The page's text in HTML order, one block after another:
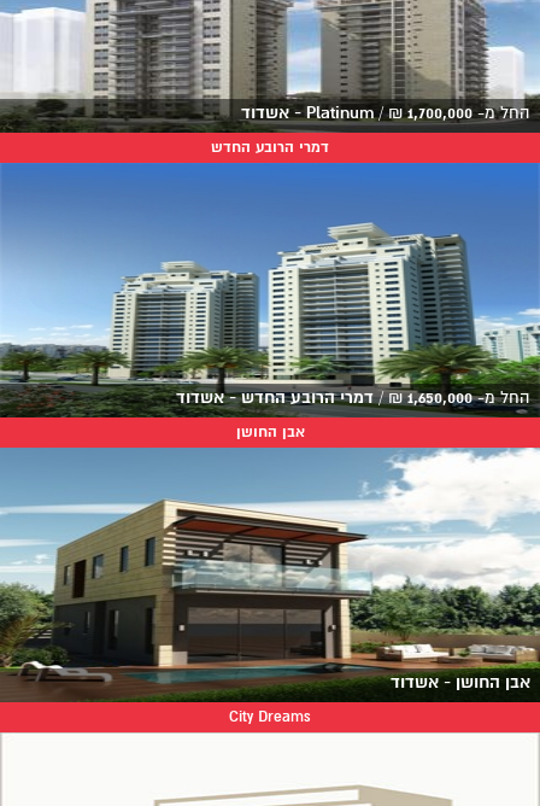
החל מ-1,700,000
₪
/ Platinum - אשדוד
דמרי הרובע החדש
החל מ-1,650,000
₪
/דמרי הרובע החדש - אשדוד
אבן החושן
אבן החושן - אשדוד
City Dreams